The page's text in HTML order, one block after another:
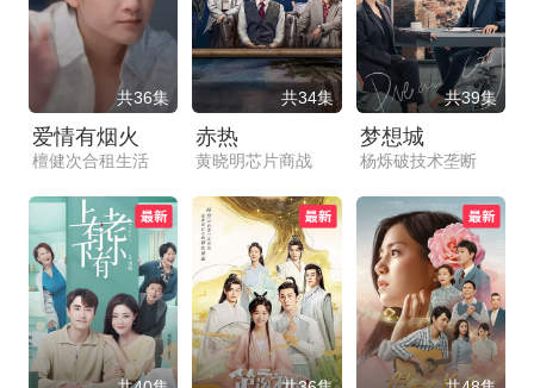
共36集
爱情有烟火
檀健次合租生活
共34集
赤热
黄晓明芯片商战
共39集
梦想城
杨烁破技术垄断